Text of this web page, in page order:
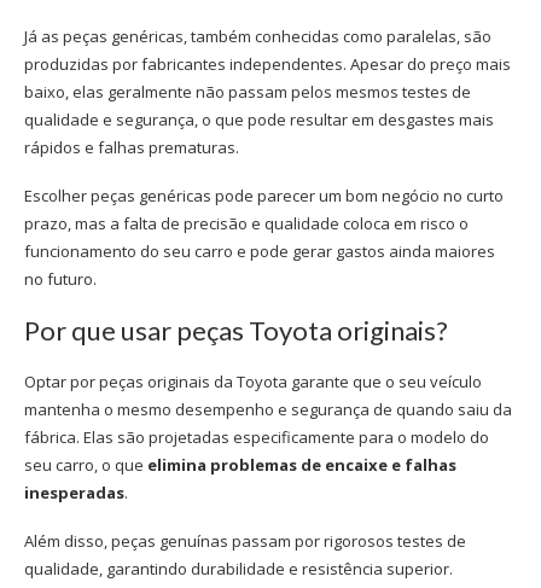
Já as peças genéricas, também conhecidas como paralelas, são
produzidas por fabricantes independentes. Apesar do preço mais
baixo, elas geralmente não passam pelos mesmos testes de
qualidade e segurança, o que pode resultar em desgastes mais
rápidos e falhas prematuras.
Escolher peças genéricas pode parecer um bom negócio no curto
prazo, mas a falta de precisão e qualidade coloca em risco o
funcionamento do seu carro e pode gerar gastos ainda maiores
no futuro.
Por que usar peças Toyota originais?
Optar porpeças originais da Toyota garante que o seu veículo
mantenha o mesmo desempenho e segurança de quando saiu da
fábrica. Elas são projetadas especificamente para o modelo do
seu carro, o que elimina problemas de encaixe e falhas
inesperadas.
Além disso, peças genuínas passam por rigorosos testes de
qualidade, garantindo durabilidade e resistência superior.